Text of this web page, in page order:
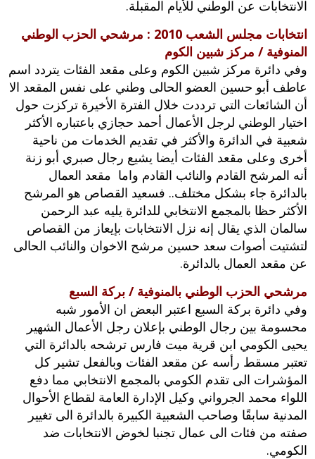
الانتخابات عن الوطني للأيام المقبلة‮.‬
انتخابات مجلس الشعب 2010 : مرشحي الحزب الوطني
المنوفية / مركز شبين الكوم
وفي دائرة مركز شبين الكوم وعلى مقعد الفئات يتردد اسم
عاطف أبو حسين العضو الحالى وطني على نفس المقعد الا
أن الشائعات التي ترددت خلال الفترة الأخيرة تركزت حول
اختيار الوطني لرجل الأعمال أحمد حجازي باعتباره الأكثر
شعبية في الدائرة والأكثر في تقديم الخدمات من ناحية
أخرى وعلى مقعد الفئات أيضا يشيع رجال صبري أبو زنة
أنه المرشح القادم والنائب القادم واما مقعد العمال
بالدائرة جاء بشكل مختلف‮.. ‬فسعيد القصاص هو المرشح
الأكثر حظا بالمجمع الانتخابي للدائرة يليه عبد الرحمن
سالمان الذي يقال إنه نزل الانتخابات بإيعاز من القصاص
لتشتيت أصوات سعد حسين مرشح الاخوان والنائب الحالى
عن مقعد العمال بالدائرة‮.‬
مرشحي الحزب الوطني بالمنوفية / بركة السبع
وفي دائرة بركة السبع اعتبر البعض ان الأمور شبه
محسومة بين رجال الوطني بإعلان رجل الأعمال الشهير
يحيى الكومي ابن قرية ميت فارس ترشحه بالدائرة التي
تعتبر مسقط رأسه عن مقعد الفئات وبالفعل تشير كل
المؤشرات الى تقدم الكومي بالمجمع الانتخابي مما دفع
اللواء‮ ‬محمد الجرواني وكيل الإدارة العامة لقطاع الأحوال
المدنية سابقًا وصاحب الشعبية الكبيرة بالدائرة الى تغيير
صفته من فئات الى عمال تجنبا لخوض الانتخابات ضد
الكومي‮.‬